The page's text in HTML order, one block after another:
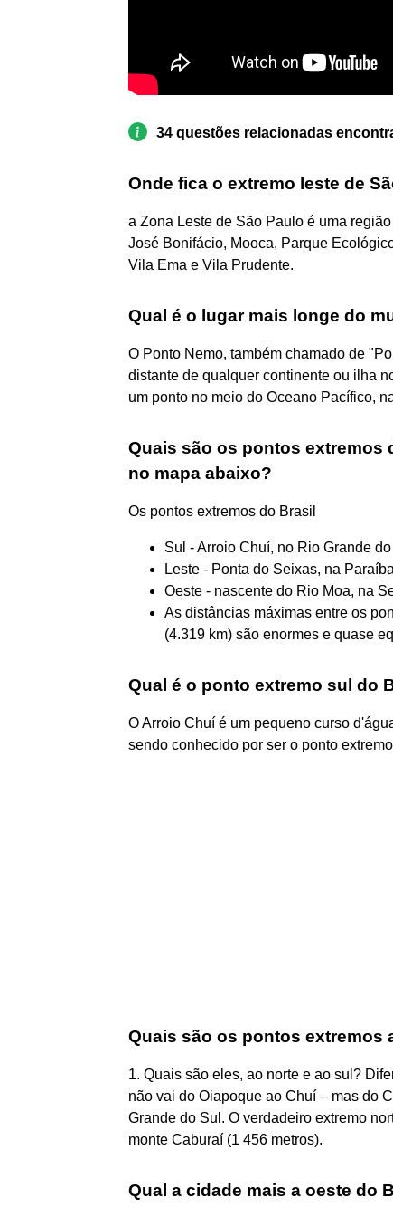
34 questões relacionadas
Onde fica o extremo leste de
a Zona Leste de São Paulo é uma
José Bonifácio, Mooca, Parque
Vila Ema e Vila Prudente.
Qual é o lugar mais longe do
O Ponto Nemo, também chamado de
distante de qualquer continente ou ilha
um ponto no meio do Oceano Pacífico,
Quais são os pontos extremos
no mapa abaixo?
Os pontos extremos do Brasil
Sul - Arroio Chuí, no Rio Grande
Leste - Ponta do Seixas, na
Oeste - nascente do Rio Moa, na
As distâncias máximas entre os
(4.319 km) são enormes e quase
Qual é o ponto extremo sul do
O Arroio Chuí é um pequeno curso
sendo conhecido por ser o ponto
Quais são os pontos extremos
1. Quais são eles, ao norte e ao sul?
não vai do Oiapoque ao Chuí – mas do
Grande do Sul. O verdadeiro extremo
monte Caburaí (1 456 metros).
Qual a cidade mais a oeste do